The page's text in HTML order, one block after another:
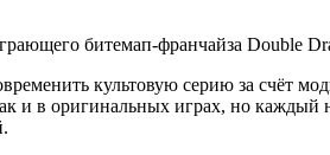
битемап-франчайза Double
культовую серию за счёт
и в оригинальных играх, но